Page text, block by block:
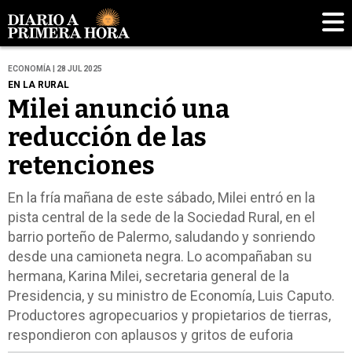
ECONOMÍA | 28 JUL 2025
EN LA RURAL
Milei anunció una
reducción de las
retenciones
En la fría mañana de este sábado, Milei entró en la
pista central de la sede de la Sociedad Rural, en el
barrio porteño de Palermo, saludando y sonriendo
desde una camioneta negra. Lo acompañaban su
hermana, Karina Milei, secretaria general de la
Presidencia, y su ministro de Economía, Luis Caputo.
Productores agropecuarios y propietarios de tierras,
respondieron con aplausos y gritos de euforia